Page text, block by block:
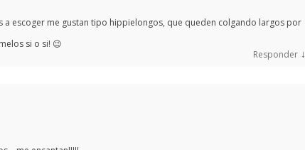
a escoger me gustan tipo hippielongos, que queden colgando largos por
si o si! 😉
Responder ↓